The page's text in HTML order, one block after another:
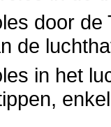
door
de
in het